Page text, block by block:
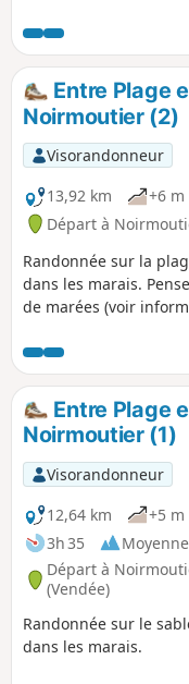
Entre Plage
Noirmoutier (2)
Visorandonneur
13,92 km
+6 m
Départ à
Randonnée sur la
dans les marais.
de marées (voir informations
contourner le Bois de
propriété privée.
Entre Plage
Noirmoutier (1)
Visorandonneur
12,64 km
+5 m
3h 35
Moyenne
Départ à
(Vendée)
Randonnée sur le
dans les marais.